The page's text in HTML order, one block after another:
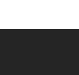
30x e